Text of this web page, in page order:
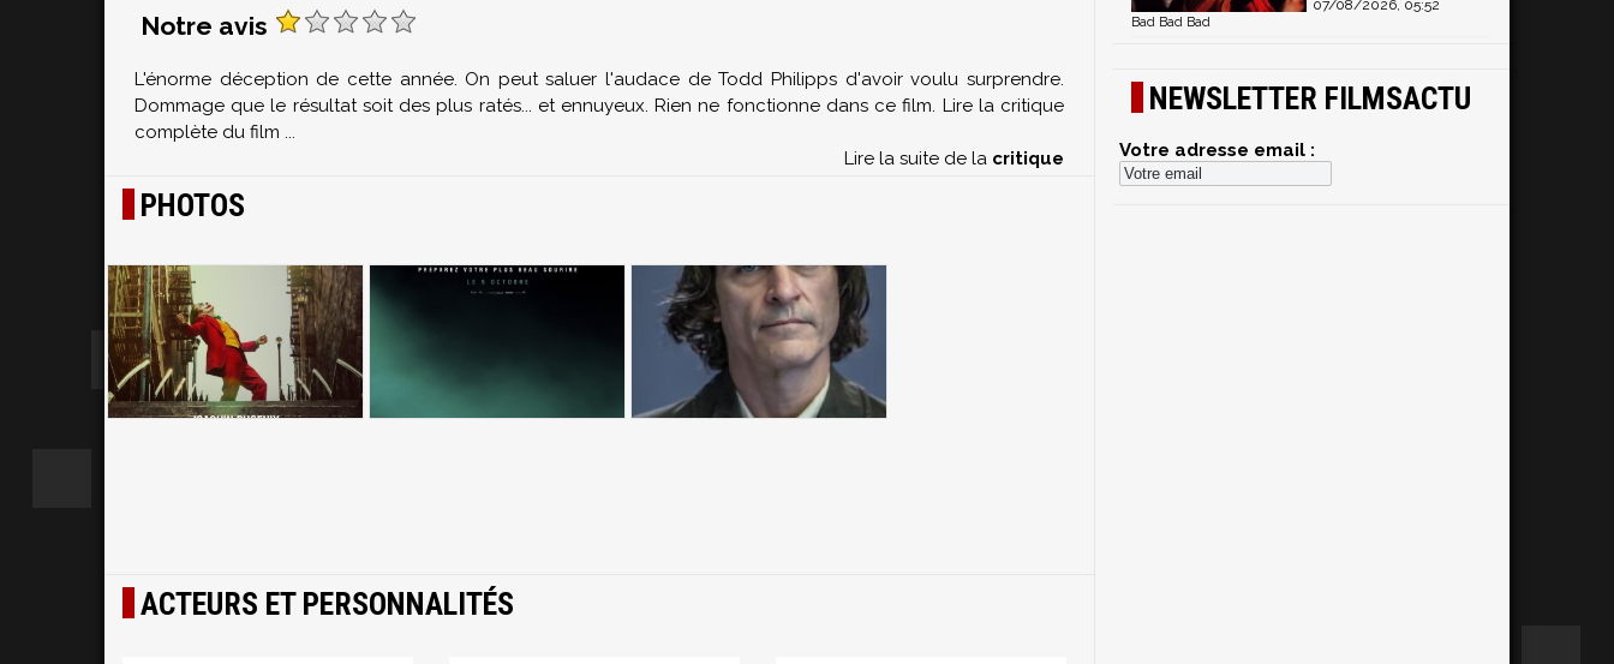
Notre avis
L'énorme déception de cette année. On peut saluer l'audace de Todd Philipps d'avoir voulu surprendre.
Dommage que le résultat soit des plus ratés... et ennuyeux. Rien ne fonctionne dans ce film. Lire la critique
complète du film ...
Lire la suite de la critique
PHOTOS
ACTEURS ET PERSONNALITÉS
07/08/2026, 05:52
Bad Bad Bad
NEWSLETTER FILMSACTU
Votre adresse email :